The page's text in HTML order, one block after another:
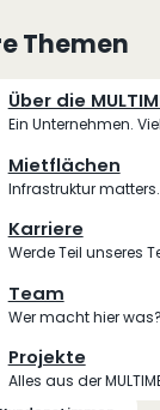
Themen
Über die
Ein Unternehmen.
Mietflächen
Infrastruktur matters.
Karriere
Werde Teil unseres
Team
Wer macht hier was?
Projekte
Alles aus der